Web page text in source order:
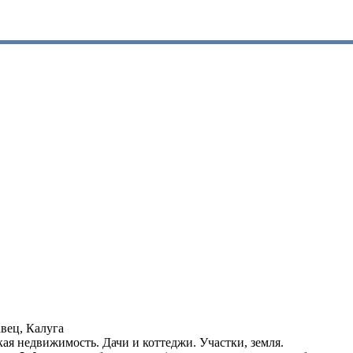
Калуга
недвижимость. Дачи и коттеджи. Участки, земля.